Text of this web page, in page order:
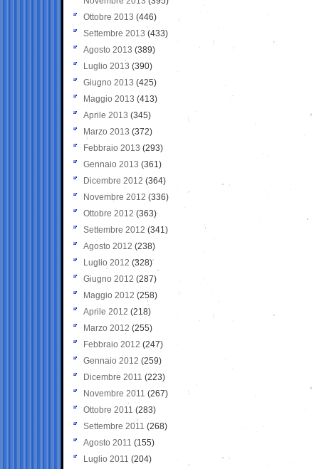
Ottobre 2013 (446)
Settembre 2013 (433)
Agosto 2013 (389)
Luglio 2013 (390)
Giugno 2013 (425)
Maggio 2013 (413)
Aprile 2013 (345)
Marzo 2013 (372)
Febbraio 2013 (293)
Gennaio 2013 (361)
Dicembre 2012 (364)
Novembre 2012 (336)
Ottobre 2012 (363)
Settembre 2012 (341)
Agosto 2012 (238)
Luglio 2012 (328)
Giugno 2012 (287)
Maggio 2012 (258)
Aprile 2012 (218)
Marzo 2012 (255)
Febbraio 2012 (247)
Gennaio 2012 (259)
Dicembre 2011 (223)
Novembre 2011 (267)
Ottobre 2011 (283)
Settembre 2011 (268)
Agosto 2011 (155)
Luglio 2011 (204)